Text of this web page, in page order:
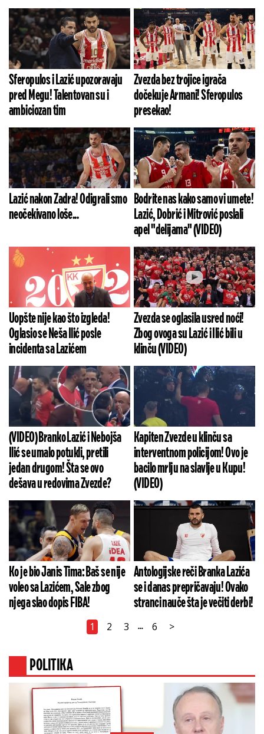
Sferopulos i Lazić upozoravaju
pred Megu! Talentovan su i
ambiciozan tim
Zvezda bez trojice igrača
dočekuje Armani! Sferopulos
presekao!
Lazić nakon Zadra! Odigrali smo
neočekivano loše...
Bodrite nas kako samo vi umete!
Lazić, Dobrić i Mitrović poslali
apel "delijama" (VIDEO)
Uopšte nije kao što izgleda!
Oglasio se Neša Ilić posle
incidenta sa Lazićem
Zvezda se oglasila usred noći!
Zbog ovoga su Lazić i Ilić bili u
klinču (VIDEO)
(VIDEO) Branko Lazić i Nebojša
Ilić se umalo potukli, pretili
jedan drugom! Šta se ovo
dešava u redovima Zvezde?
Kapiten Zvezde u klinču sa
interventnom policijom! Ovo je
bacilo mrlju na slavlje u Kupu!
(VIDEO)
Ko je bio Janis Tima: Baš se nije
voleo sa Lazićem, Sale zbog
njega slao dopis FIBA!
Antologijske reči Branka Lazića
se i danas prepričavaju! Ovako
stranci nauče šta je večiti derbi!
1 2 3 ... 6 >
POLITIKA